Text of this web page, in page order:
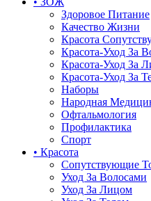
Здоровое Питание
Качество Жизни
Красота
Красота-Уход За
Красота-Уход За
Красота-Уход За
Наборы
Народная
Офтальмология
Профилактика
Спорт
• Красота
Сопутствующие
Уход За Волосами
Уход За Лицом